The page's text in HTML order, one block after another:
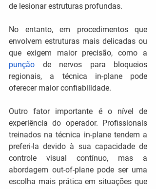
de lesionar estruturas profundas.
No entanto, em procedimentos que
envolvem estruturas mais delicadas ou
punção de nervos para bloqueios
regionais, a técnica in-plane pode
oferecer maior confiabilidade.
Outro fator importante é o nível de
experiência do operador. Profissionais
treinados na técnica in-plane tendem a
preferi-la devido à sua capacidade de
controle visual contínuo, mas a
abordagem out-of-plane pode ser uma
escolha mais prática em situações que